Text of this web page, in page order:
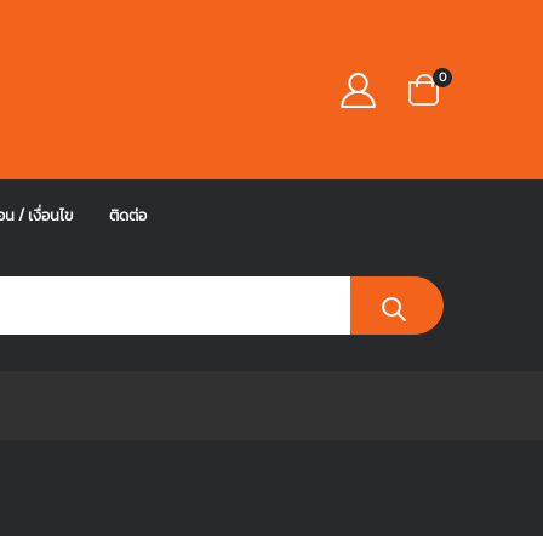
0
/ เงื่อนไข ติดต่อ